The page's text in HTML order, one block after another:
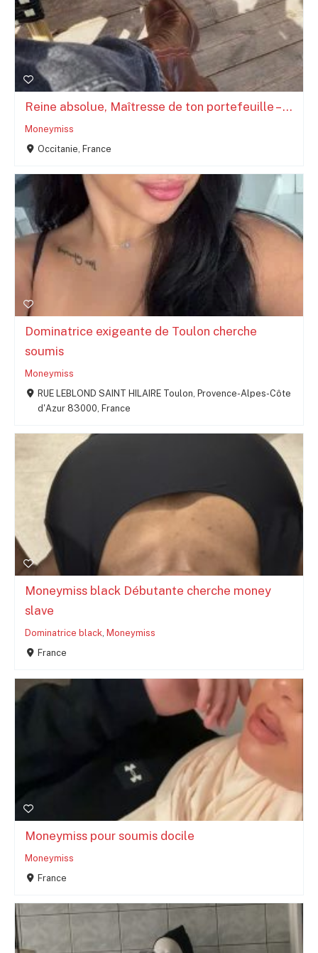
Reine absolue, Maîtresse de ton portefeuille – ...
Moneymiss
Occitanie, France
Dominatrice exigeante de Toulon cherche
soumis
Moneymiss
RUE LEBLOND SAINT HILAIRE Toulon, Provence-Alpes-Côte
d'Azur 83000, France
Moneymiss black Débutante cherche money
slave
Dominatrice black, Moneymiss
France
Moneymiss pour soumis docile
Moneymiss
France